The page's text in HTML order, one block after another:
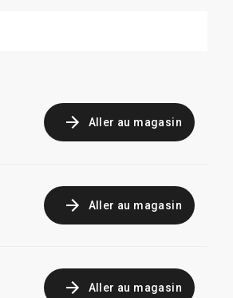
Aller au magasin
Aller au magasin
Aller au magasin